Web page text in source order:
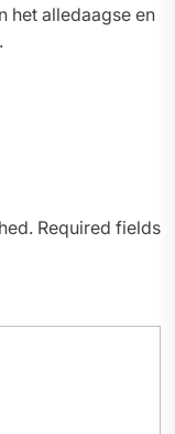
het alledaagse en
Required fields